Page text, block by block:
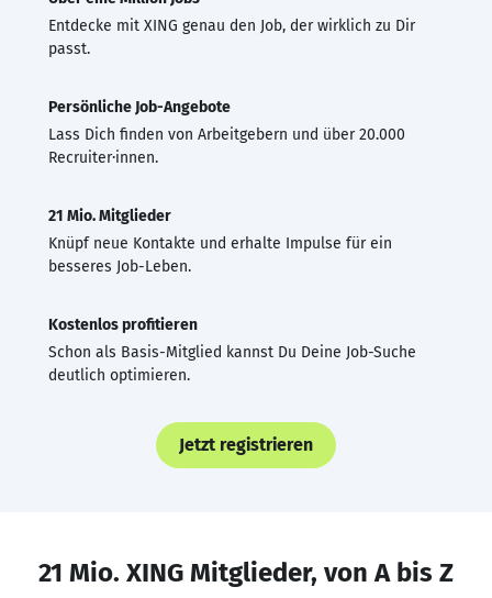
Entdecke mit XING genau den Job, der wirklich zu Dir
passt.
Persönliche Job-Angebote
Lass Dich finden von Arbeitgebern und über 20.000
Recruiter·innen.
21 Mio. Mitglieder
Knüpf neue Kontakte und erhalte Impulse für ein
besseres Job-Leben.
Kostenlos profitieren
Schon als Basis-Mitglied kannst Du Deine Job-Suche
deutlich optimieren.
Jetzt registrieren
21 Mio. XING Mitglieder, von A bis Z